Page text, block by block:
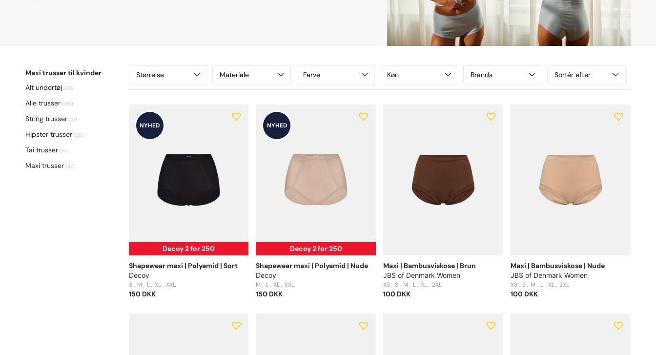
Maxi trusser til kvinder
Alt undertøj (316)
Alle trusser (166)
String trusser (31)
Hipster trusser (38)
Tai trusser (57)
Maxi trusser (47)
Størrelse Materiale Farve Køn Brands Sortér efter
NYHED
Decoy 2 for 250
Shapewear maxi | Polyamid | Sort
Decoy
S M L XL XXL
150 DKK
NYHED
Decoy 2 for 250
Shapewear maxi | Polyamid | Nude
Decoy
M L XL XXL
150 DKK
Maxi | Bambusviskose | Brun
JBS of Denmark Women
XS S M L XL 2XL
100 DKK
Maxi | Bambusviskose | Nude
JBS of Denmark Women
XS S M L XL 2XL
100 DKK